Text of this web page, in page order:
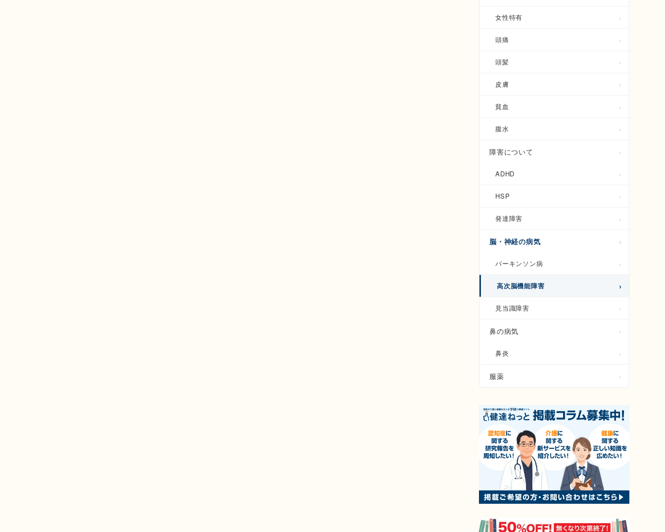
女性特有
頭痛
頭髪
皮膚
貧血
腹水
障害について
ADHD
HSP
発達障害
脳・神経の病気
パーキンソン病
高次脳機能障害
見当識障害
鼻の病気
鼻炎
服薬